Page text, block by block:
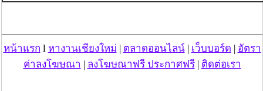
หน้าแรก l หางานเชียงใหม่ | ตลาดออนไลน์| เว็บบอร์ด | อัตรา
ค่าลงโฆษณา | ลงโฆษณาฟรี ประกาศฟรี| ติดต่อเรา